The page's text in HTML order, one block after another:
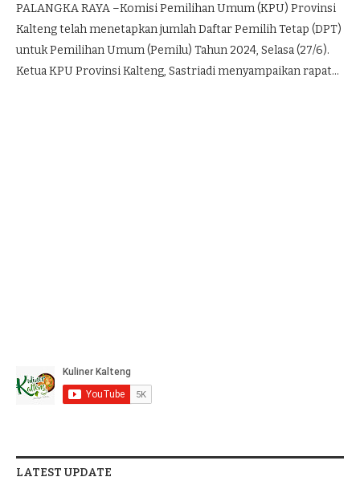
PALANGKA RAYA –Komisi Pemilihan Umum (KPU) Provinsi
Kalteng telah menetapkan jumlah Daftar Pemilih Tetap (DPT)
untuk Pemilihan Umum (Pemilu) Tahun 2024, Selasa (27/6).
Ketua KPU Provinsi Kalteng, Sastriadi menyampaikan rapat…
LATEST UPDATE